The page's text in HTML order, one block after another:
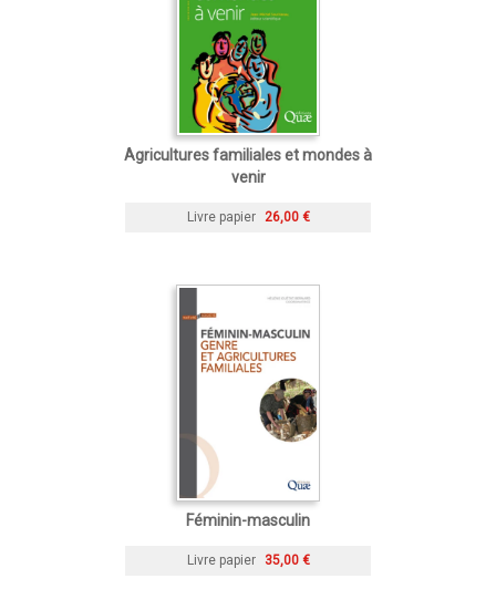
Agricultures familiales et mondes à
venir
Livre papier 26,00 €
Féminin-masculin
Livre papier 35,00 €